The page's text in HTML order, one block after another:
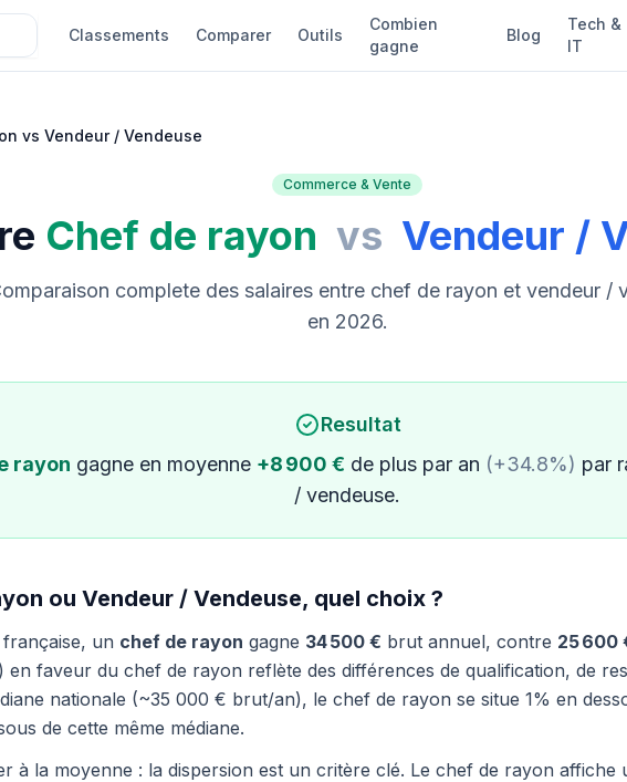
Classements Comparer Outils
Combien
gagne
Blog
Tech &
IT
vs Vendeur / Vendeuse
Commerce & Vente
Chef de rayon vs Vendeur /
complete des salaires entre chef de rayon et vendeur /
en 2026.
Resultat
rayon gagne en moyenne +8 900 € de plus par an (+34.8%) par
/ vendeuse.
ou Vendeur / Vendeuse, quel choix ?
un chef de rayon gagne 34 500 € brut annuel, contre 25 600
en faveur du chef de rayon reflète des différences de qualification, de
nationale (~35 000 € brut/an), le chef de rayon se situe 1% en
de cette même médiane.
à la moyenne : la dispersion est un critère clé. Le chef de rayon affiche